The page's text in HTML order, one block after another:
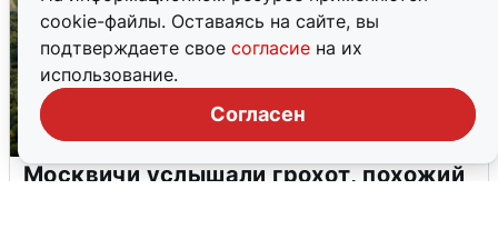
cookie-файлы. Оставаясь на сайте, вы
подтверждаете свое согласие на их
использование.
Согласен
Москвичи услышали грохот, похожий